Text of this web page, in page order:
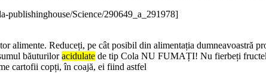
publishinghouse/Science/290649_a_291978]
alimente. Reduceți, pe cât posibil din alimentația dumneavoastră
băuturiloracidulate de tip Cola NU FUMAȚI! Nu fierbeți
cartofii copți, în coajă, ei fiind astfel